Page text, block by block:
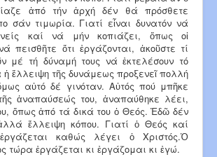
ἀπό τήν ἀρχή δέν θά πρόσθετε
σάν τιμωρία. Γιατί εἶναι δυνατόν νά
καί νά μήν κοπιάζει, ὅπως οἱ
πεισθῆτε ὅτι ἐργάζονται, ἀκοῦστε τί
μέ τή δύναμή τους νά ἐκτελέσουν τό
ἔλλειψη τῆς δυνάμεως προξενεῖ πολλή
αὐτό δέ γινόταν. Αὐτός πού μπῆκε
ἀναπαύσεώς του, ἀναπαύθηκε λέει,
ὅπως ἀπό τά δικά του ὁ Θεός. Ἐδῶ δέν
ἔλλειψη κόπου. Γιατί ὁ Θεός καί
καθώς λέγει ὁ Χριστός.Ὁ
τώρα ἐργάζεται κι ἐργάζομαι κι ἐγώ.